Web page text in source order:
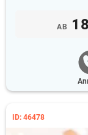
AB
ID: 46478